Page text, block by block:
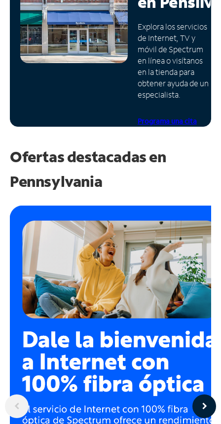
Administrar
cuenta
Encuentra
una
tienda
Explora los servicios
de Internet, TV y
móvil de Spectrum
en línea o visítanos
en la tienda para
obtener ayuda de un
especialista.
Programa una cita
Ofertas destacadas en
Pennsylvania